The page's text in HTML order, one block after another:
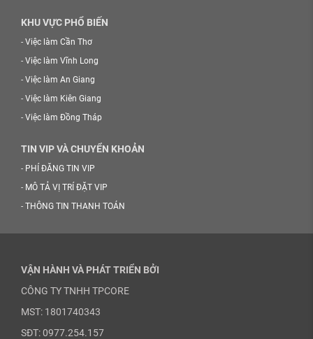
KHU VỰC PHỔ BIẾN
- Việc làm Cần Thơ
- Việc làm Vĩnh Long
- Việc làm An Giang
- Việc làm Kiên Giang
- Việc làm Đồng Tháp
TIN VIP VÀ CHUYỂN KHOẢN
- PHÍ ĐĂNG TIN VIP
- MÔ TẢ VỊ TRÍ ĐẶT VIP
- THÔNG TIN THANH TOÁN
VẬN HÀNH VÀ PHÁT TRIỂN BỞI
CÔNG TY TNHH TPCORE
MST: 1801740343
SĐT: 0977.254.157